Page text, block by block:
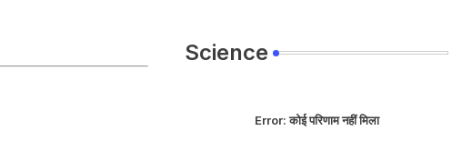
Science
Error:कोई परिणाम नहीं मिला